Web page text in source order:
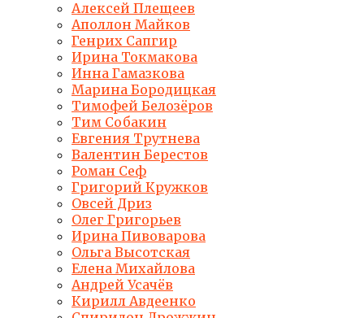
Алексей Плещеев
Аполлон Майков
Генрих Сапгир
Ирина Токмакова
Инна Гамазкова
Марина Бородицкая
Тимофей Белозёров
Тим Собакин
Евгения Трутнева
Валентин Берестов
Роман Сеф
Григорий Кружков
Овсей Дриз
Олег Григорьев
Ирина Пивоварова
Ольга Высотская
Елена Михайлова
Андрей Усачёв
Кирилл Авдеенко